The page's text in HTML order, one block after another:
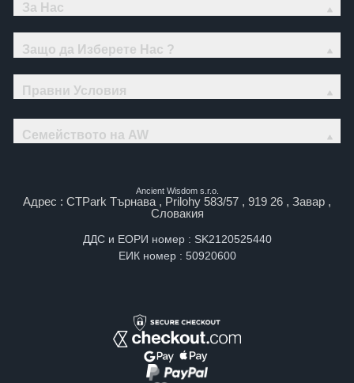
За Нас
Защо да Изберете Нас ?
Правни Условия
Семейството на AW
Ancient Wisdom s.r.o.
Адрес : CTPark Търнава , Prilohy 583/57 , 919 26 , Завар ,
Словакия
ДДС и ЕОРИ номер : SK2120525440
ЕИК номер : 50920600